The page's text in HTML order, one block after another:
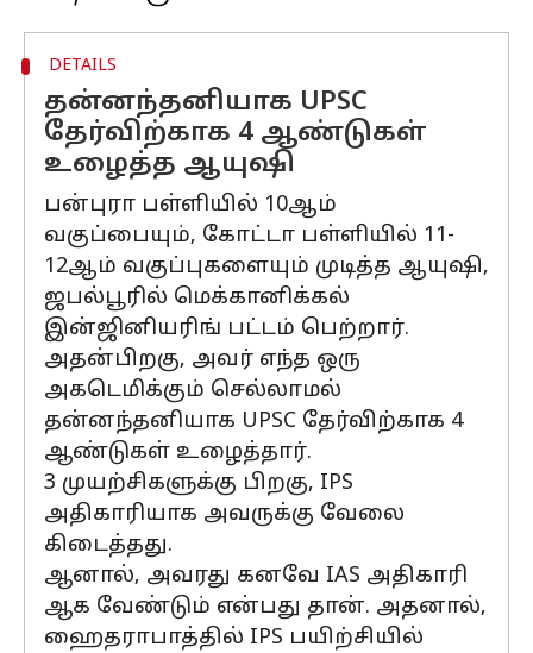
DETAILS
தன்னந்தனியாக UPSC
தேர்விற்காக 4 ஆண்டுகள்
உழைத்த ஆயுஷி
பன்புரா பள்ளியில் 10ஆம்
வகுப்பையும், கோட்டா பள்ளியில் 11-
12ஆம் வகுப்புகளையும் முடித்த ஆயுஷி,
ஜபல்பூரில் மெக்கானிக்கல்
இன்ஜினியரிங் பட்டம் பெற்றார்.
அதன்பிறகு, அவர் எந்த ஒரு
அகடெமிக்கும் செல்லாமல்
தன்னந்தனியாக UPSC தேர்விற்காக 4
ஆண்டுகள் உழைத்தார்.
3 முயற்சிகளுக்கு பிறகு, IPS
அதிகாரியாக அவருக்கு வேலை
கிடைத்தது.
ஆனால், அவரது கனவே IAS அதிகாரி
ஆக வேண்டும் என்பது தான். அதனால்,
ஹைதராபாத்தில் IPS பயிற்சியில்